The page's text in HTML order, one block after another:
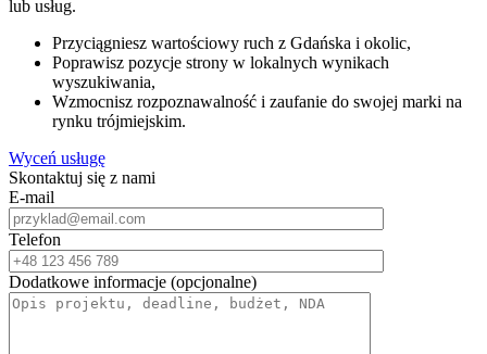
lub usług.
Przyciągniesz wartościowy ruch z Gdańska i okolic,
Poprawisz pozycje strony w lokalnych wynikach
wyszukiwania,
Wzmocnisz rozpoznawalność i zaufanie do swojej marki na
rynku trójmiejskim.
Wyceń usługę
Skontaktuj się z nami
E-mail
Telefon
Dodatkowe informacje (opcjonalne)